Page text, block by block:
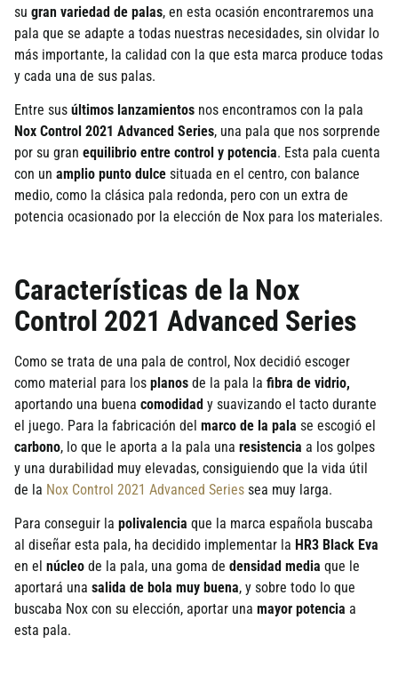
su gran variedad de palas, en esta ocasión encontraremos una
pala que se adapte a todas nuestras necesidades, sin olvidar lo
más importante, la calidad con la que esta marca produce todas
y cada una de sus palas.
Entre sus últimos lanzamientos nos encontramos con la pala
Nox Control 2021 Advanced Series, una pala que nos sorprende
por su gran equilibrio entre control y potencia. Esta pala cuenta
con un amplio punto dulce situada en el centro, con balance
medio, como la clásica pala redonda, pero con un extra de
potencia ocasionado por la elección de Nox para los materiales.
Características de la Nox
Control 2021 Advanced Series
Como se trata de una pala de control, Nox decidió escoger
como material para los planos de la pala la fibra de vidrio,
aportando una buena comodidad y suavizando el tacto durante
el juego. Para la fabricación del marco de la pala se escogió el
carbono, lo que le aporta a la pala una resistencia a los golpes
y una durabilidad muy elevadas, consiguiendo que la vida útil
de la Nox Control 2021 Advanced Series sea muy larga.
Para conseguir la polivalencia que la marca española buscaba
al diseñar esta pala, ha decidido implementar la HR3 Black Eva
en el núcleo de la pala, una goma de densidad media que le
aportará una salida de bola muy buena, y sobre todo lo que
buscaba Nox con su elección, aportar una mayor potencia a
esta pala.